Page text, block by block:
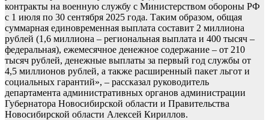
контракты на военную службу с Министерством обороны РФ
с 1 июля по 30 сентября 2025 года. Таким образом, общая
суммарная единовременная выплата составит 2 миллиона
рублей (1,6 миллиона – региональная выплата и 400 тысяч –
федеральная), ежемесячное денежное содержание – от 210
тысяч рублей, денежные выплаты за первый год службы от
4,5 миллионов рублей, а также расширенный пакет льгот и
социальных гарантий», – рассказал руководитель
департамента административных органов администрации
Губернатора Новосибирской области и Правительства
Новосибирской области Алексей Кириллов.